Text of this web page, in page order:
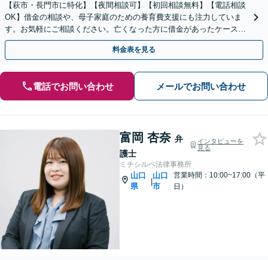
【萩市・長門市に特化】【夜間相談可】【初回相談無料】【電話相談
OK】借金の相談や、母子家庭のための養育費支援にも注力していま
す。お気軽にご相談ください。亡くなった方に借金があったケースも
柔軟な解決を図ります。
料金表を見る
電話でお問い合わせ メールでお問い合わせ
富岡 杏奈 弁
護士
インタビューを
見る
ミチシルベ法律事務所
山口
県
|
山口
市
営業時間：10:00~17:00（平
日）